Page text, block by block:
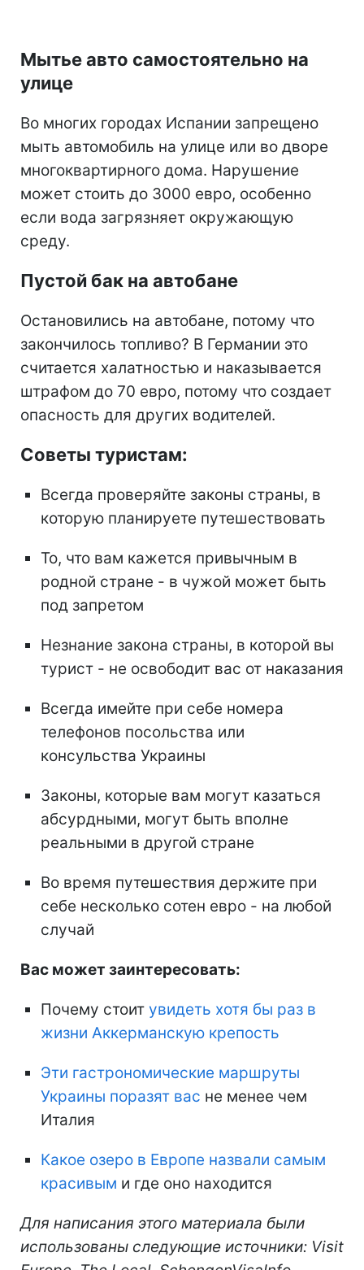
Мытье авто самостоятельно на
улице
Во многих городах Испании запрещено
мыть автомобиль на улице или во дворе
многоквартирного дома. Нарушение
может стоить до 3000 евро, особенно
если вода загрязняет окружающую
среду.
Пустой бак на автобане
Остановились на автобане, потому что
закончилось топливо? В Германии это
считается халатностью и наказывается
штрафом до 70 евро, потому что создает
опасность для других водителей.
Советы туристам:
Всегда проверяйте законы страны, в
которую планируете путешествовать
То, что вам кажется привычным в
родной стране - в чужой может быть
под запретом
Незнание закона страны, в которой вы
турист - не освободит вас от наказания
Всегда имейте при себе номера
телефонов посольства или
консульства Украины
Законы, которые вам могут казаться
абсурдными, могут быть вполне
реальными в другой стране
Во время путешествия держите при
себе несколько сотен евро - на любой
случай
Вас может заинтересовать:
Почему стоит увидеть хотя бы раз в
жизни Аккерманскую крепость
Эти гастрономические маршруты
Украины поразят вас не менее чем
Италия
Какое озеро в Европе назвали самым
красивым и где оно находится
Для написания этого материала были
использованы следующие источники: Visit